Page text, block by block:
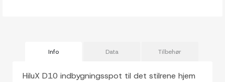
Info Data Tilbehør
HiluX D10 indbygningsspot til det stilrene hjem